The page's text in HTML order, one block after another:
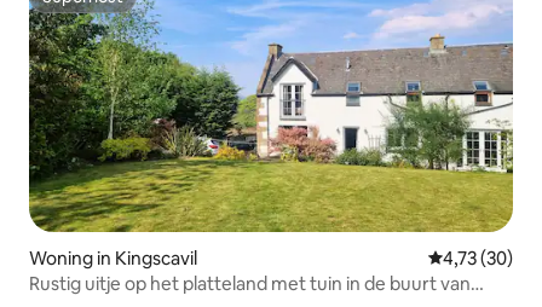
Superhost
Woning in Kingscavil Gemiddelde
4,73 (30)
Rustig uitje op het platteland met tuin in de buurt van